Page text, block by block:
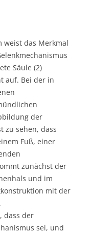
weist das Merkmal
Säule (2)
auf. Bei der in
der
zu sehen, dass
Fuß, einer
zunächst der
und im
mit der
dass der
sei, und